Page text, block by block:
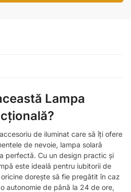
Lampa
de iluminat care să îți ofere
de nevoie, lampa solară
perfectă. Cu un design practic și
este ideală pentru iubitorii de
dorește să fie pregătit în caz
autonomie de până la 24 de ore,